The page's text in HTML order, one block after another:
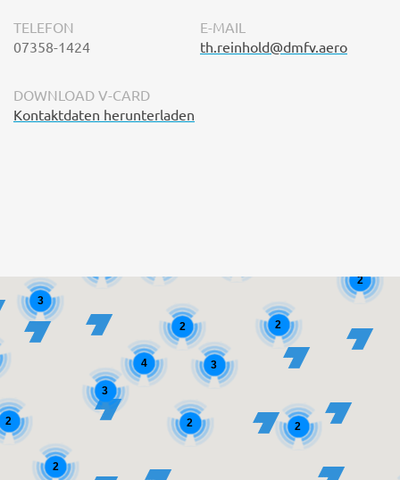
TELEFON
07358-1424
E-MAIL
th.reinhold@dmfv.aero
DOWNLOAD V-CARD
Kontaktdaten herunterladen
3
2
3
4
2
2
2
2
2
2
3